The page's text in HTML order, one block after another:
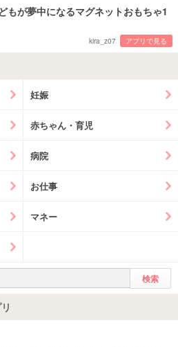
もが夢中になるマグネットおもちゃ1
kira_z07 アプリで見る
妊娠
赤ちゃん・育児
病院
お仕事
マネー